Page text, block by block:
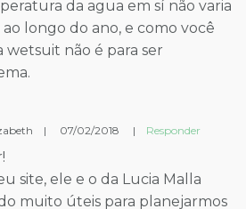
longo do ano, e como você
wetsuit não é para ser
| 07/02/2018 | Responder
site, ele e o da Lucia Malla
muito úteis para planejarmos